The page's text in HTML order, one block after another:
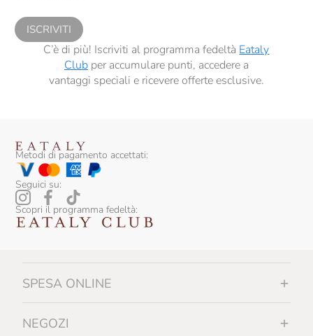
ISCRIVITI
C’è di più! Iscriviti al programma fedeltà Eataly
Clubper accumulare punti, accedere a
vantaggi speciali e ricevere offerte esclusive.
Metodi di pagamento accettati:
Seguici su:
Scopri il programma fedeltà:
SPESA ONLINE
NEGOZI